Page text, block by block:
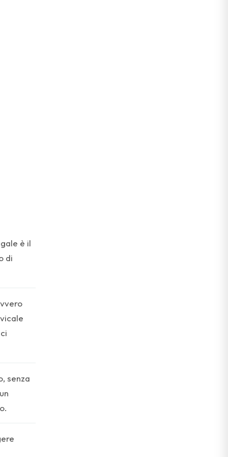
è il
di
senza